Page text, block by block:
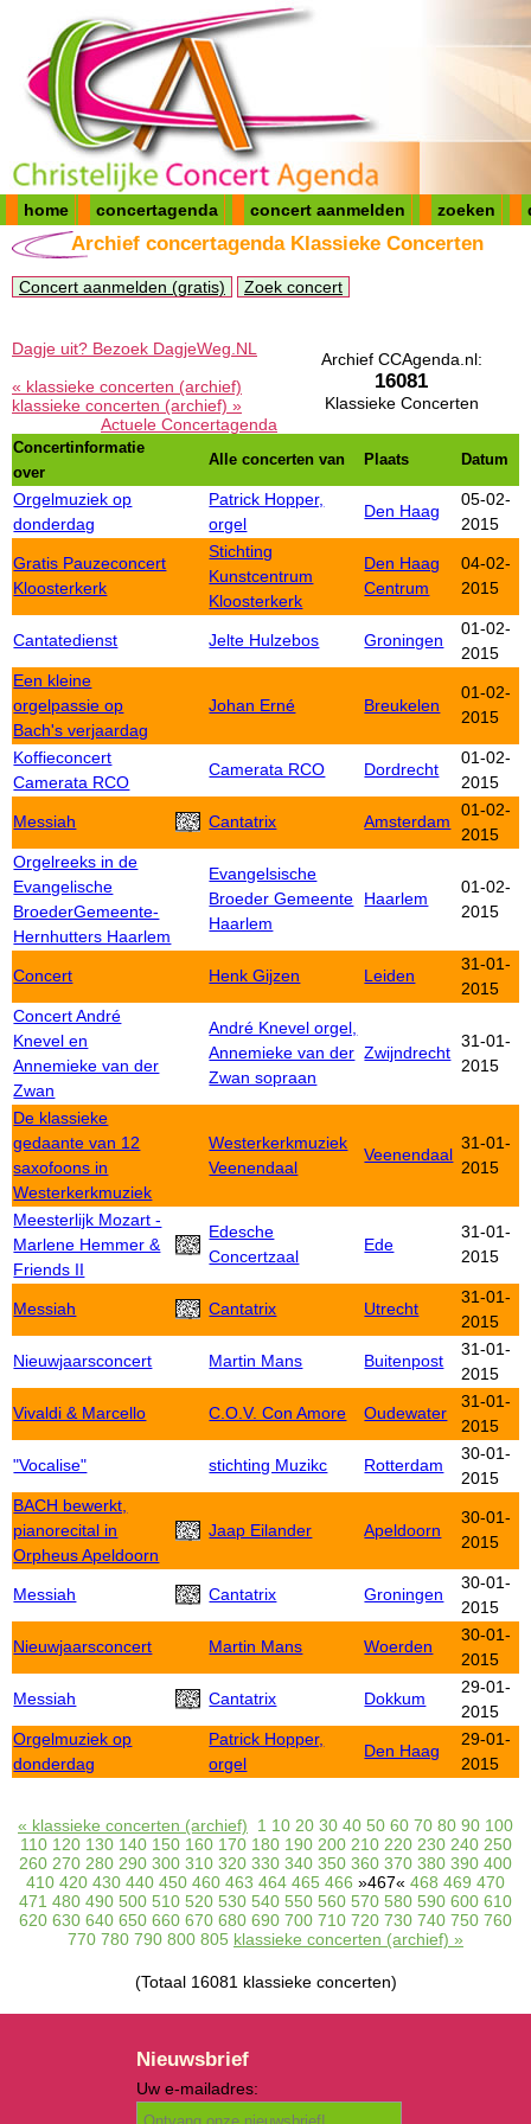
home concertagenda concert aanmelden zoeken
Archief concertagenda Klassieke Concerten
Concert aanmelden (gratis) Zoek concert
Archief CCAgenda.nl:
16081
Klassieke Concerten
Dagje uit? Bezoek DagjeWeg.NL
« klassieke concerten (archief)
klassieke concerten (archief) »
Actuele Concertagenda
Concertinformatie
over
Alle concerten van Plaats Datum
Orgelmuziek op
donderdag
Patrick Hopper,
orgel
Den Haag
05-02-
2015
Gratis Pauzeconcert
Kloosterkerk
Stichting
Kunstcentrum
Kloosterkerk
Den Haag
Centrum
04-02-
2015
Cantatedienst Jelte Hulzebos Groningen
01-02-
2015
Een kleine
orgelpassie op
Bach's verjaardag
Johan Erné Breukelen
01-02-
2015
Koffieconcert
Camerata RCO
Camerata RCO Dordrecht
01-02-
2015
Messiah Cantatrix Amsterdam
01-02-
2015
Orgelreeks in de
Evangelische
BroederGemeente-
Hernhutters Haarlem
Evangelsische
Broeder Gemeente
Haarlem
Haarlem
01-02-
2015
Concert Henk Gijzen Leiden
31-01-
2015
Concert André
Knevel en
Annemieke van der
Zwan
André Knevel orgel,
Annemieke van der
Zwan sopraan
Zwijndrecht
31-01-
2015
De klassieke
gedaante van 12
saxofoons in
Westerkerkmuziek
Westerkerkmuziek
Veenendaal
Veenendaal
31-01-
2015
Meesterlijk Mozart -
Marlene Hemmer &
Friends II
Edesche
Concertzaal
Ede
31-01-
2015
Messiah Cantatrix Utrecht
31-01-
2015
Nieuwjaarsconcert Martin Mans Buitenpost
31-01-
2015
Vivaldi & Marcello C.O.V. Con Amore Oudewater
31-01-
2015
"Vocalise" stichting Muzikc Rotterdam
30-01-
2015
BACH bewerkt,
pianorecital in
Orpheus Apeldoorn
Jaap Eilander Apeldoorn
30-01-
2015
Messiah Cantatrix Groningen
30-01-
2015
Nieuwjaarsconcert Martin Mans Woerden
30-01-
2015
Messiah Cantatrix Dokkum
29-01-
2015
Orgelmuziek op
donderdag
Patrick Hopper,
orgel
Den Haag
29-01-
2015
« klassieke concerten (archief) 1 10 20 30 40 50 60 70 80 90 100
110 120 130 140 150 160 170 180 190 200 210 220 230 240 250
260 270 280 290 300 310 320 330 340 350 360 370 380 390 400
410 420 430 440 450 460 463 464 465 466 »467« 468 469 470
471 480 490 500 510 520 530 540 550 560 570 580 590 600 610
620 630 640 650 660 670 680 690 700 710 720 730 740 750 760
770 780 790 800 805 klassieke concerten (archief) »
(Totaal 16081 klassieke concerten)
Nieuwsbrief
Uw e-mailadres: